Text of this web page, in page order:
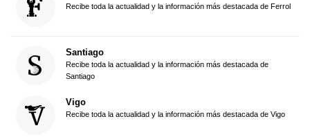
Recibe toda la actualidad y la información más destacada de Ferrol
Santiago
Recibe toda la actualidad y la información más destacada de
Santiago
Vigo
Recibe toda la actualidad y la información más destacada de Vigo